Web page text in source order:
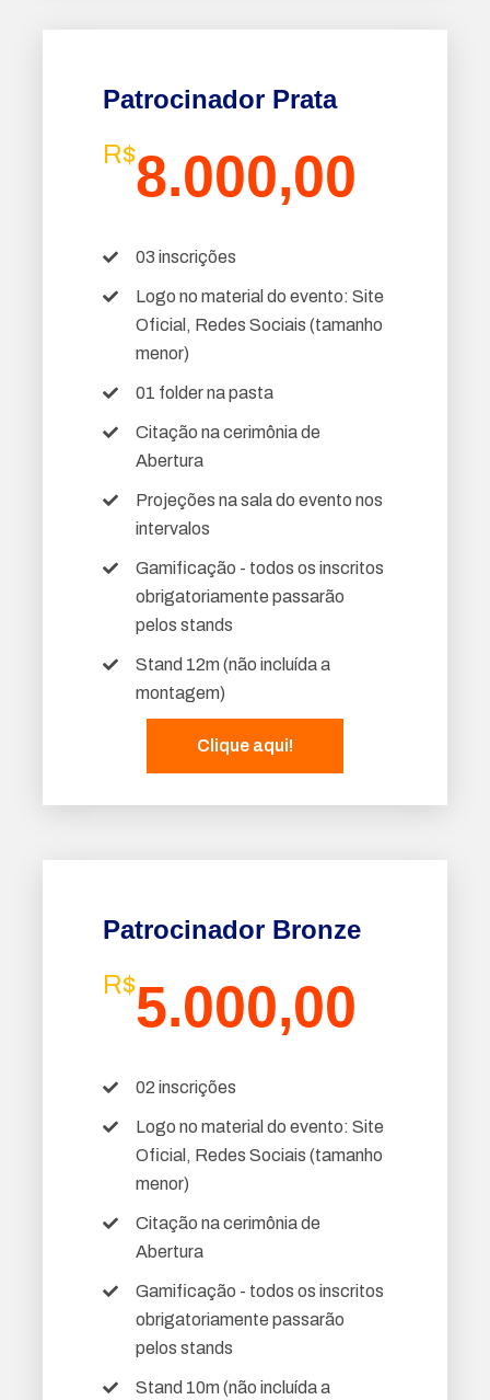
Patrocinador Prata
R$8.000,00
03 inscrições
Logo no material do evento: Site
Oficial, Redes Sociais (tamanho
menor)
01 folder na pasta
Citação na cerimônia de
Abertura
Projeções na sala do evento nos
intervalos
Gamificação - todos os inscritos
obrigatoriamente passarão
pelos stands
Stand 12m (não incluída a
montagem)
Clique aqui!
Patrocinador Bronze
R$5.000,00
02 inscrições
Logo no material do evento: Site
Oficial, Redes Sociais (tamanho
menor)
Citação na cerimônia de
Abertura
Gamificação - todos os inscritos
obrigatoriamente passarão
pelos stands
Stand 10m (não incluída a